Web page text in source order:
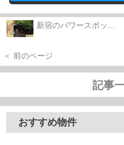
新宿のパワースポッ...
＜ 前のページ
記事
おすすめ物件